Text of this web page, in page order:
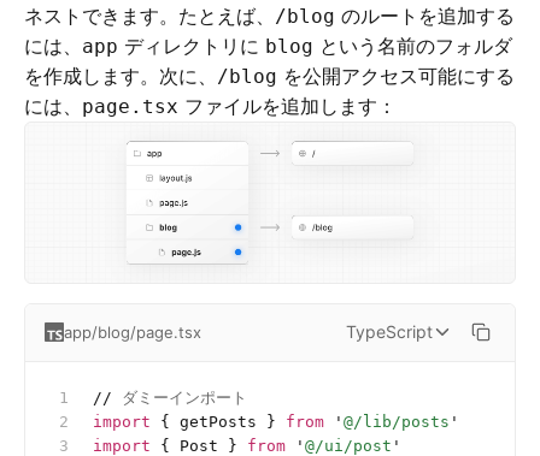
ネストできます。たとえば、
/blog のルートを追加する
には、 app ディレクトリに blog という名前のフォルダ
を作成します。次に、
/blog を公開アクセス可能にする
には、 page.tsx ファイルを追加します：
app/blog/page.tsx TypeScript
// ダミーインポート
import { getPosts } from ' @/lib/posts '
import { Post } from ' @/ui/post '